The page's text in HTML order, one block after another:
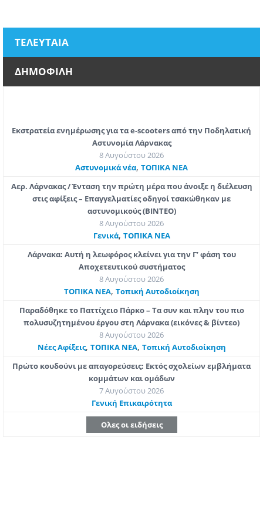
ΤΕΛΕΥΤΑΙΑ
ΔΗΜΟΦΙΛΗ
Εκστρατεία ενημέρωσης για τα e-scooters από την Ποδηλατική
Αστυνομία Λάρνακας
8 Αυγούστου 2026
Aστυνομικά νέα, ΤΟΠΙΚΑ ΝΕΑ
Αερ. Λάρνακας / Ένταση την πρώτη μέρα που άνοιξε η διέλευση
στις αφίξεις – Επαγγελματίες οδηγοί τσακώθηκαν με
αστυνομικούς (ΒΙΝΤΕΟ)
8 Αυγούστου 2026
Γενικά, ΤΟΠΙΚΑ ΝΕΑ
Λάρνακα: Αυτή η λεωφόρος κλείνει για την Γ’ φάση του
Αποχετευτικού συστήματος
8 Αυγούστου 2026
ΤΟΠΙΚΑ ΝΕΑ, Τοπική Αυτοδιοίκηση
Παραδόθηκε το Παττίχειο Πάρκο – Τα συν και πλην του πιο
πολυσυζητημένου έργου στη Λάρνακα (εικόνες & βίντεο)
8 Αυγούστου 2026
Νέες Αφίξεις, ΤΟΠΙΚΑ ΝΕΑ, Τοπική Αυτοδιοίκηση
Πρώτο κουδούνι με απαγορεύσεις: Εκτός σχολείων εμβλήματα
κομμάτων και ομάδων
7 Αυγούστου 2026
Γενική Επικαιρότητα
Ολες οι ειδήσεις